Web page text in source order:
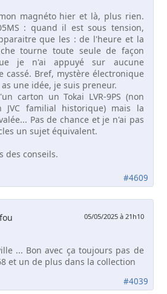
#4609
magnéto hier et là, plus rien.
: quand il est sous tension,
que les : de l'heure et la
tourne toute seule de façon
je n'ai appuyé sur aucune
cassé. Bref, mystère électronique
une idée, je suis preneur.
carton un Tokai LVR-9PS (non
JVC familial historique) mais la
Pas de chance et je n'ai pas
un sujet équivalent.
des conseils.
#4039
05/05/2025 à 21h10
... Bon avec ça toujours pas de
et un de plus dans la collection